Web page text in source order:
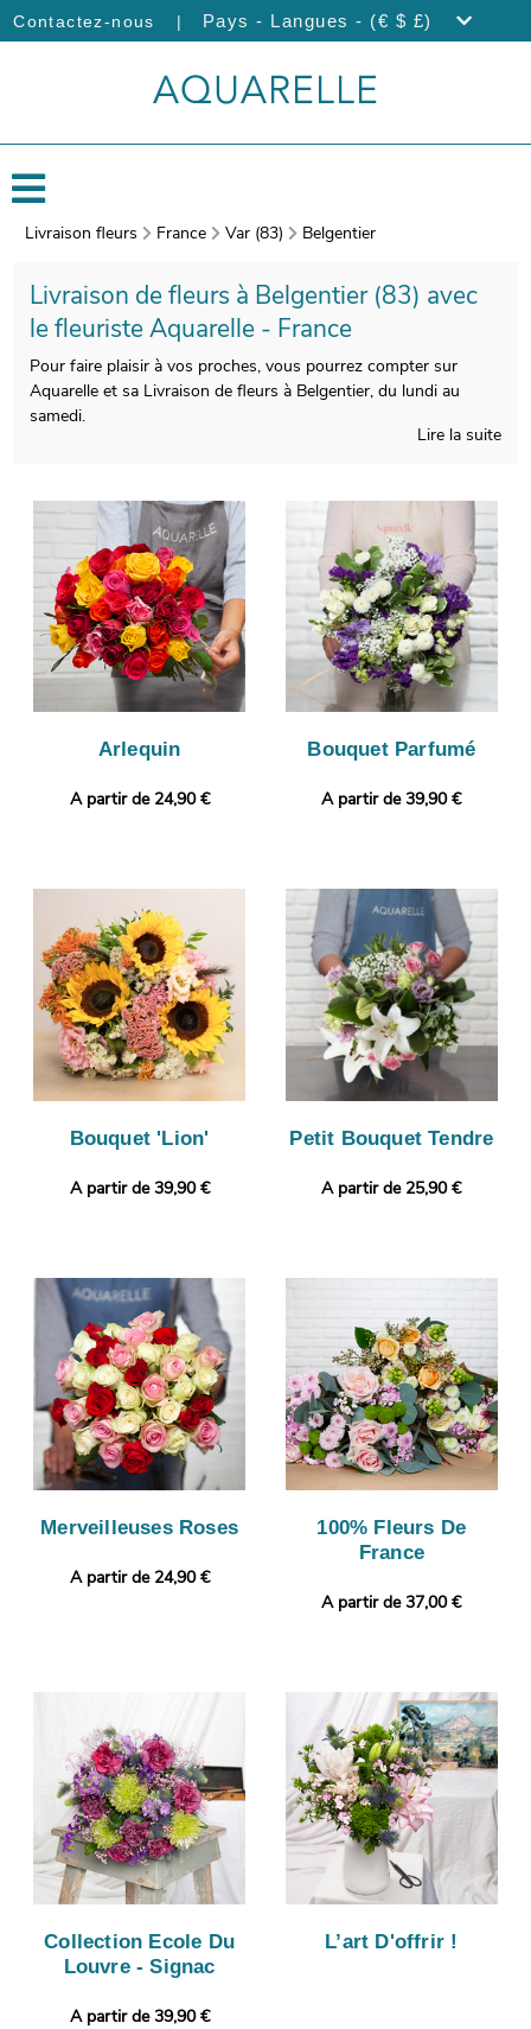
Contactez-nous | Pays - Langues - (€ $ £)
Livraison fleurs France Var (83) Belgentier
Livraison de fleurs à Belgentier (83) avec
le fleuriste Aquarelle - France
Pour faire plaisir à vos proches, vous pourrez compter sur
Aquarelle et sa Livraison de fleurs à Belgentier, du lundi au
samedi.
dans un vase de protection, spécialement conçu pour cela, nos
artisans prendront en photo votre bouquet. Vous aurez ensuite
la faculté de visualiser l’aspect de votre bouquet, puisque cette
photo vous sera envoyée. L’expédition sera ensuite lancée.
Notre petit plus ? Gratuitement et en quelques clics, vous
pourrez ajouter une photo ou un message à votre commande.
Lire la suite
Arlequin
A partir de 24,90 €
Bouquet Parfumé
A partir de 39,90 €
Bouquet 'Lion'
A partir de 39,90 €
Petit Bouquet Tendre
A partir de 25,90 €
Merveilleuses Roses
A partir de 24,90 €
100% Fleurs De
France
A partir de 37,00 €
Collection Ecole Du
Louvre - Signac
A partir de 39,90 €
L’art D'offrir !